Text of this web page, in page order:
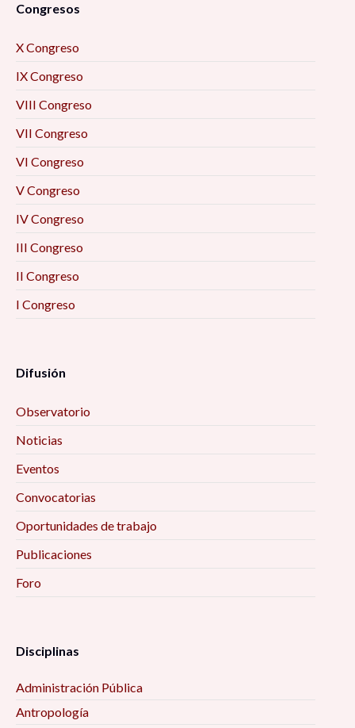
Congresos
X Congreso
IX Congreso
VIII Congreso
VII Congreso
VI Congreso
V Congreso
IV Congreso
III Congreso
II Congreso
I Congreso
Difusión
Observatorio
Noticias
Eventos
Convocatorias
Oportunidades de trabajo
Publicaciones
Foro
Disciplinas
Administración Pública
Antropología